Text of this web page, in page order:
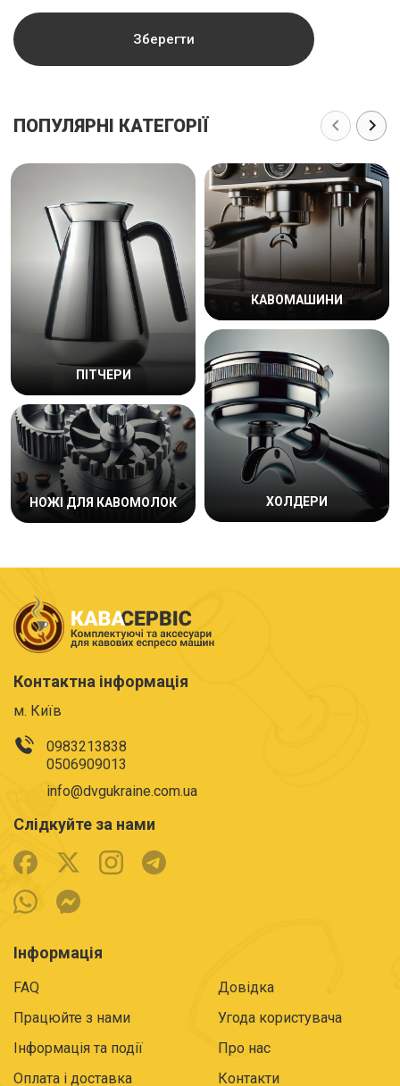
Зберегти
ПОПУЛЯРНІ КАТЕГОРІЇ
ПІТЧЕРИ
НОЖІ ДЛЯ КАВОМОЛОК
КАВОМАШИНИ
ХОЛДЕРИ
Контактна інформація
м. Київ
0983213838
0506909013
info@dvgukraine.com.ua
Слідкуйте за нами
Інформація
FAQ
Довідка
Працюйте з нами
Угода користувача
Інформація та події
Про нас
Оплата і доставка
Контакти